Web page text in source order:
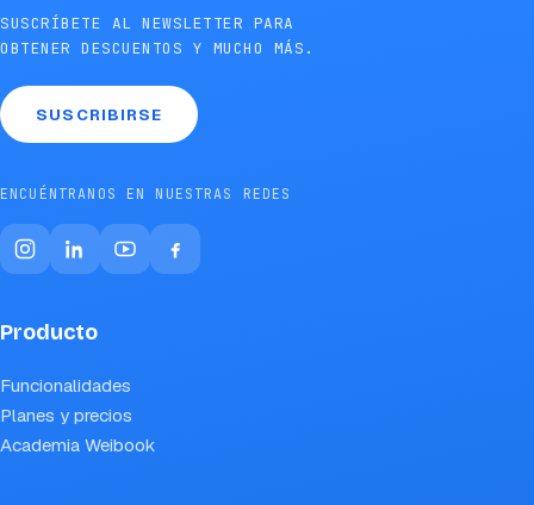
SUSCRÍBETE AL NEWSLETTER PARA
OBTENER DESCUENTOS Y MUCHO MÁS.
SUSCRIBIRSE
ENCUÉNTRANOS EN NUESTRAS REDES
Producto
Funcionalidades
Planes y precios
Academia Weibook